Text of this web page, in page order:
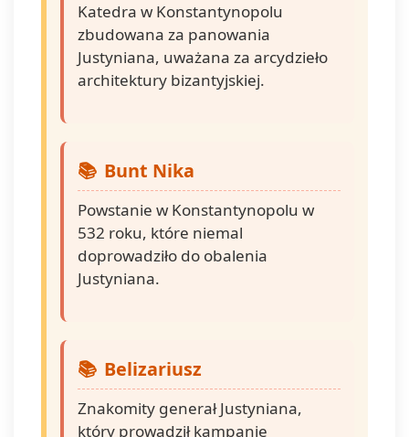
Katedra w Konstantynopolu
zbudowana za panowania
Justyniana, uważana za arcydzieło
architektury bizantyjskiej.
Bunt Nika
Powstanie w Konstantynopolu w
532 roku, które niemal
doprowadziło do obalenia
Justyniana.
Belizariusz
Znakomity generał Justyniana,
który prowadził kampanie